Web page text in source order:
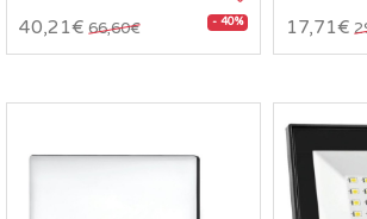
40,21€ 66,60€ - 40% 17,71€